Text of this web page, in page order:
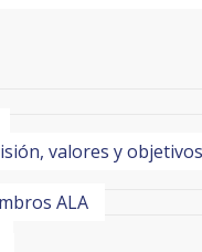
valores y objetivos
ALA